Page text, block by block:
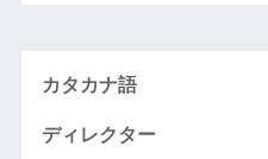
カタカナ語
ディレクター